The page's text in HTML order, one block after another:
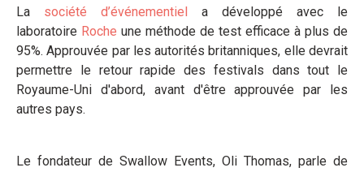
La société d’événementiel
a développé avec le
laboratoire Roche une méthode de test efficace à plus de
95%. Approuvée par les autorités britanniques, elle devrait
permettre le retour rapide des festivals dans tout le
Royaume-Uni d'abord, avant d'être approuvée par les
autres pays.
Le fondateur de Swallow Events, Oli Thomas, parle de